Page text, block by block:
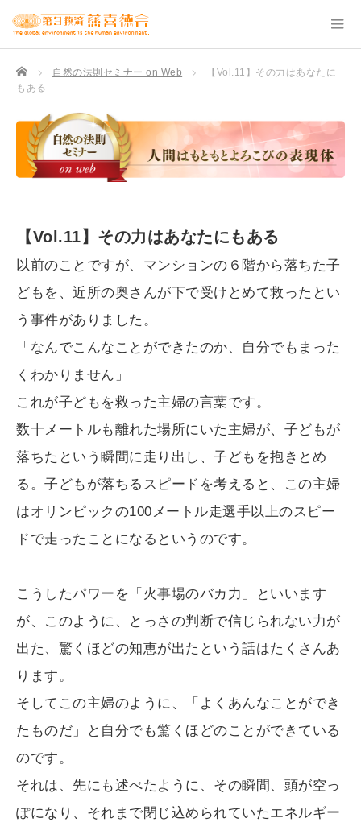
TOP 自然の法則セミナー on Web
【Vol.11】その力はあなたに
もある
【Vol.11】その力はあなたにもある
以前のことですが、マンションの６階から落ちた子
どもを、近所の奥さんが下で受けとめて救ったとい
う事件がありました。
「なんでこんなことができたのか、自分でもまった
くわかりません」
これが子どもを救った主婦の言葉です。
数十メートルも離れた場所にいた主婦が、子どもが
落ちたという瞬間に走り出し、子どもを抱きとめ
る。子どもが落ちるスピードを考えると、この主婦
はオリンピックの100メートル走選手以上のスピー
ドで走ったことになるというのです。
こうしたパワーを「火事場のバカ力」といいます
が、このように、とっさの判断で信じられない力が
出た、驚くほどの知恵が出たという話はたくさんあ
ります。
そしてこの主婦のように、「よくあんなことができ
たものだ」と自分でも驚くほどのことができている
のです。
それは、先にも述べたように、その瞬間、頭が空っ
ぽになり、それまで閉じ込められていたエネルギー